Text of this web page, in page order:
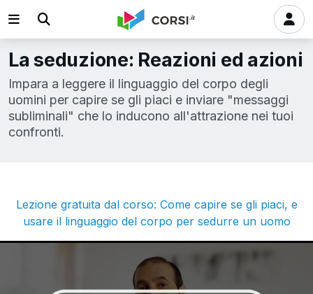
La seduzione: Reazioni ed azioni
Impara a leggere il linguaggio del corpo degli
uomini per capire se gli piaci e inviare "messaggi
subliminali" che lo inducono all'attrazione nei tuoi
confronti.
Lezione gratuita dal corso: Come capire se gli piaci, e
usare il linguaggio del corpo per sedurre un uomo